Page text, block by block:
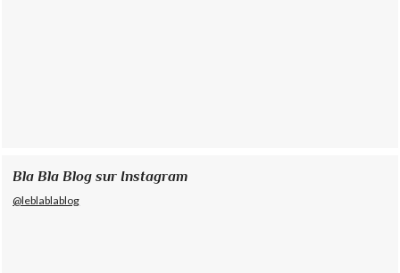
Bla Bla Blog sur Instagram
@leblablablog